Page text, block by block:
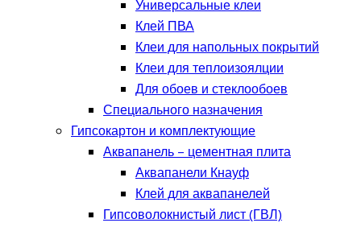
Универсальные клеи
Клей ПВА
Клеи для напольных покрытий
Клеи для теплоизоялции
Для обоев и стеклообоев
Специального назначения
Гипсокартон и комплектующие
Аквапанель – цементная плита
Аквапанели Кнауф
Клей для аквапанелей
Гипсоволокнистый лист (ГВЛ)